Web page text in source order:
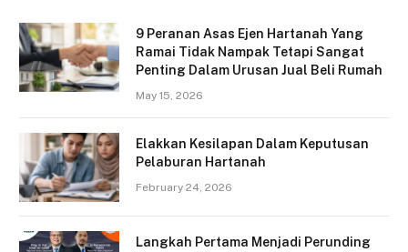
9 Peranan Asas Ejen Hartanah Yang
Ramai Tidak Nampak Tetapi Sangat
Penting Dalam Urusan Jual Beli Rumah
May 15, 2026
Elakkan Kesilapan Dalam Keputusan
Pelaburan Hartanah
February 24, 2026
Langkah Pertama Menjadi Perunding